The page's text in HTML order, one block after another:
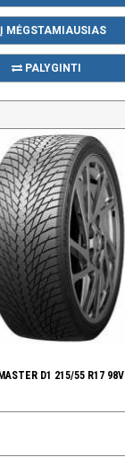
MĖGSTAMIAUSIAS
PALYGINTI
D1 215/55 R17 98V